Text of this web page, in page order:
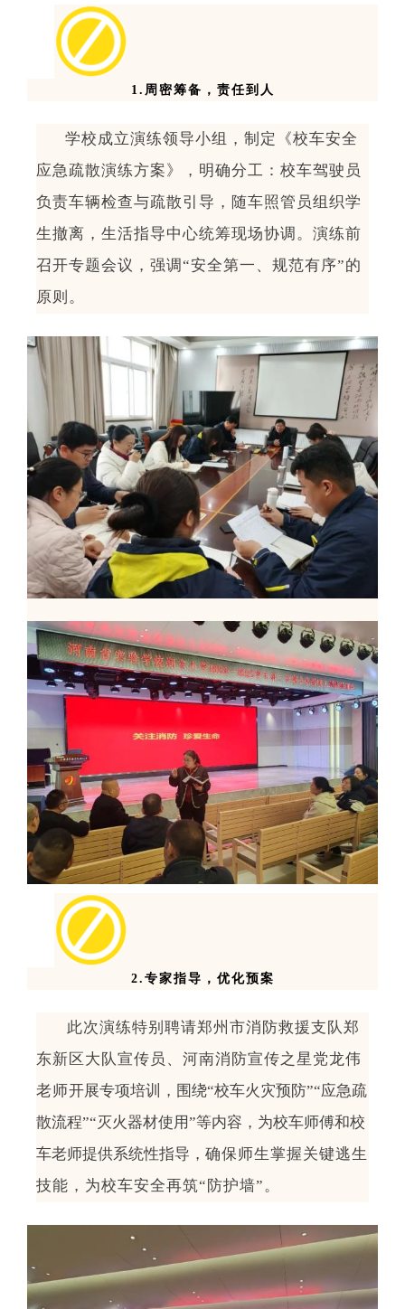
1. 周密筹备，责任到人
学校成立演练领导小组，制定《校车安全
应急疏散演练方案》，明确分工：校车驾驶员
负责车辆检查与疏散引导，随车照管员组织学
生撤离， 生活指导中心统筹现场协调。演练前
召开专题会议，强调“安全第一、规范有序”的
原则 。
2. 专家指导，优化预案
此次演练特别聘请郑州市消防救援支队郑
东新区大队宣传员、河南消防宣传之星党龙伟
老师开展专项培训，围绕“校车火灾预防”“应急疏
散流程”“灭火器材使用”等内容，为校车师傅和校
车老师提供系统性指导 ， 确保师生掌握关键逃生
技能，为校车安全再筑“ 防护墙”。